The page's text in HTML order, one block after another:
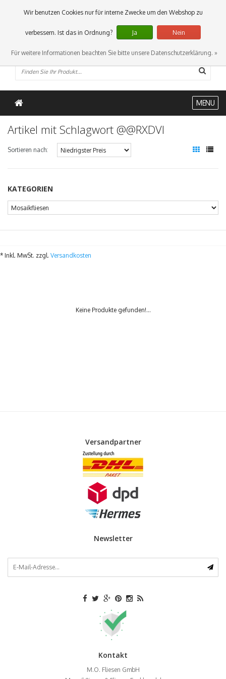
0 Artikel
MENU
Artikel mit Schlagwort @@RXDVI
Sortieren nach:
KATEGORIEN
* Inkl. MwSt. zzgl. Versandkosten
Keine Produkte gefunden!...
Versandpartner
Newsletter
Kontakt
M.O. Fliesen GmbH
Wir benutzen Cookies nur für interne Zwecke um den Webshop zu
verbessern. Ist das in Ordnung? Ja Nein
Für weitere Informationen beachten Sie bitte unsere Datenschutzerklärung. »